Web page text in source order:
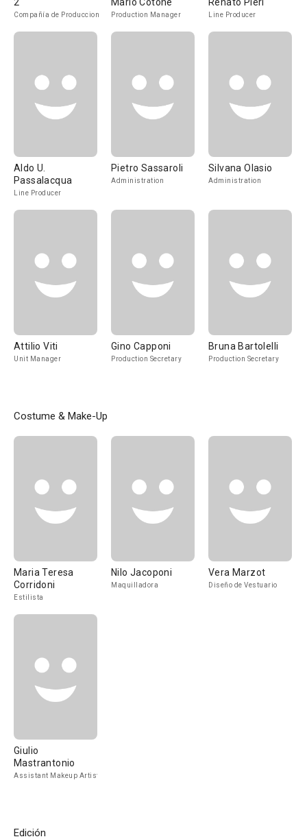
Compañía de Produccion Production Manager Line Producer
Aldo U.
Passalacqua
Line Producer
Pietro Sassaroli
Administration
Silvana Olasio
Administration
Attilio Viti
Unit Manager
Gino Capponi
Production Secretary
Bruna Bartolelli
Production Secretary
Costume & Make-Up
Maria Teresa
Corridoni
Estilista
Nilo Jacoponi
Maquilladora
Vera Marzot
Diseño de Vestuario
Giulio
Mastrantonio
Assistant Makeup Artist
Edición